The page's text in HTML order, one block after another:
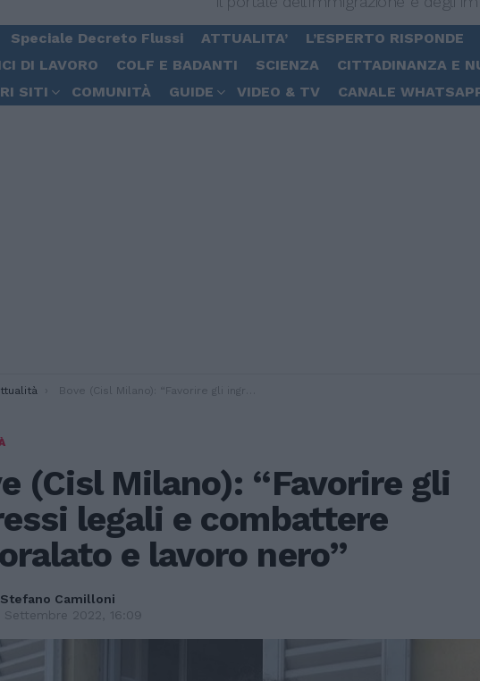
Speciale Decreto Flussi ATTUALITA’ L’ESPERTO RISPONDE
DI LAVORO
COLF E BADANTI SCIENZA
CITTADINANZA E
SITI
COMUNITÀ GUIDE VIDEO & TV CANALE
Bove (Cisl Milano): “Favorire gli ingressi legali e combattere caporalato e lavoro nero”
(Cisl Milano): “Favorire gli
legali e combattere
e lavoro nero”
Stefano Camilloni
Settembre 2022, 16:09